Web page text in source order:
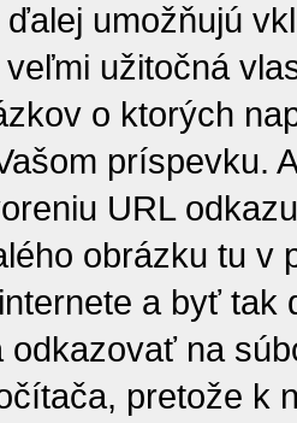
umožňujú
veľmi užitočná
o ktorých
príspevku.
URL
obrázku tu
a byť tak
odkazovať na
pretože k